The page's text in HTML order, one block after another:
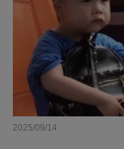
2025/09/14